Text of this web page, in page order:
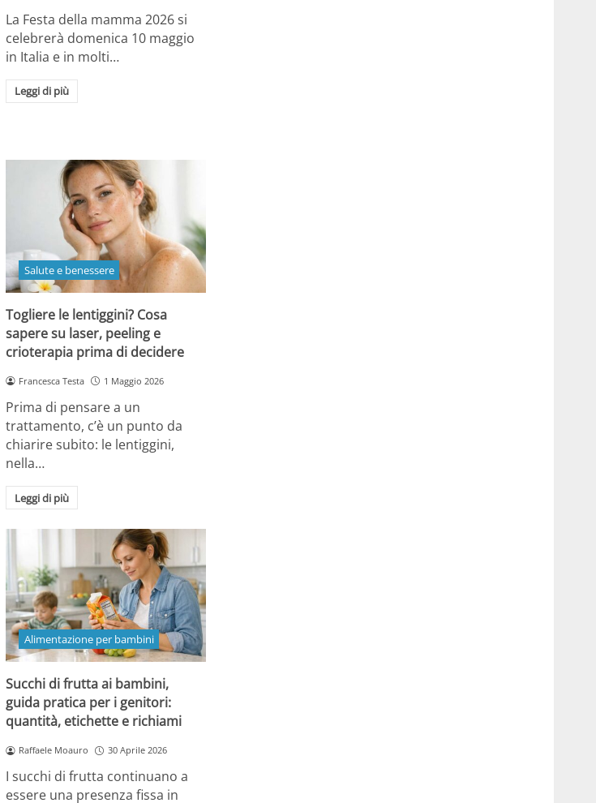
La Festa della mamma 2026 si
celebrerà domenica 10 maggio
in Italia e in molti…
Leggi di più
Salute e benessere
Togliere le lentiggini? Cosa
sapere su laser, peeling e
crioterapia prima di decidere
Francesca Testa 1 Maggio 2026
Prima di pensare a un
trattamento, c’è un punto da
chiarire subito: le lentiggini,
nella…
Leggi di più
Alimentazione per bambini
Succhi di frutta ai bambini,
guida pratica per i genitori:
quantità, etichette e richiami
Raffaele Moauro 30 Aprile 2026
I succhi di frutta continuano a
essere una presenza fissa in